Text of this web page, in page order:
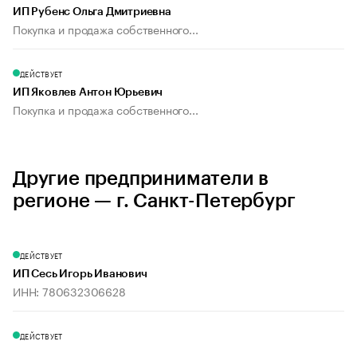
ИП Рубенс Ольга Дмитриевна
Покупка и продажа собственного...
ДЕЙСТВУЕТ
ИП Яковлев Антон Юрьевич
Покупка и продажа собственного...
Другие предприниматели в
регионе — г. Санкт-Петербург
ДЕЙСТВУЕТ
ИП Сесь Игорь Иванович
ИНН: 780632306628
ДЕЙСТВУЕТ